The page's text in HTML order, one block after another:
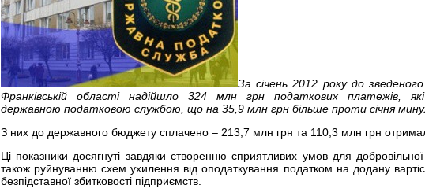
За січень 2012 року до
Франківській області надійшло 324 млн грн податкових платежів,
державною податковою службою, що на 35,9 млн грн більше проти січня
З них до державного бюджету сплачено – 213,7 млн грн та 110,3 млн грн
Ці показники досягнуті завдяки створенню сприятливих умов для
також руйнуванню схем ухилення від оподаткування податком на додану
безпідставної збитковості підприємств.